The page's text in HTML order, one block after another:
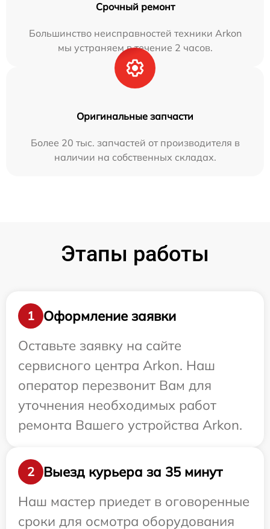
Срочный ремонт
Большинство неисправностей техники Arkon
мы устраняем в течение 2 часов.
Оригинальные запчасти
Более 20 тыс. запчастей от производителя в
наличии на собственных складах.
Этапы работы
1
Оформление заявки
Оставьте заявку на сайте
сервисного центра Arkon. Наш
оператор перезвонит Вам для
уточнения необходимых работ
ремонта Вашего устройства Arkon.
2
Выезд курьера за 35 минут
Наш мастер приедет в оговоренные
сроки для осмотра оборудования